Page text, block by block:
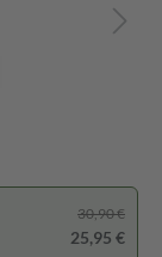
30,90 €
25,95 €